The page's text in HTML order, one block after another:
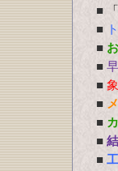
■
■
■
■
■
■
■
■
■